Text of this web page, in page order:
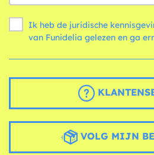
Ik heb de juridische
van Funidelia gelezen en ga
VOLG MIJN